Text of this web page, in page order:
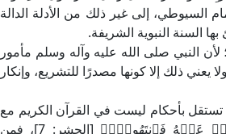
السيوطي، إلى غير ذلك من الأدلة الدالة
السنة النبوية الشريفة.
النبي صلى الله عليه وآله وسلم مأمور
يعني ذلك إلا كونها مصدرًا للتشريع، وإنكار
تستقل بأحكام ليست في القرآن الكريم مع
دخولها في نحو قوله تعالى: ﴿وَمَآ ءَاتَاكُمُ ٱلرَّسُولُ فَخُذُوهُ وَمَا نَهَاكُمۡ عَنۡهُ فَٱنتَهُواْۚ﴾ [الحشر: 7]، فمن